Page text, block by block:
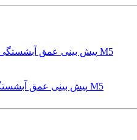
پیش بینی عمق آبشستگی پایه پل با استفاده از مدل درختی قواعد M5